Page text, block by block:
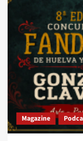
Magazine